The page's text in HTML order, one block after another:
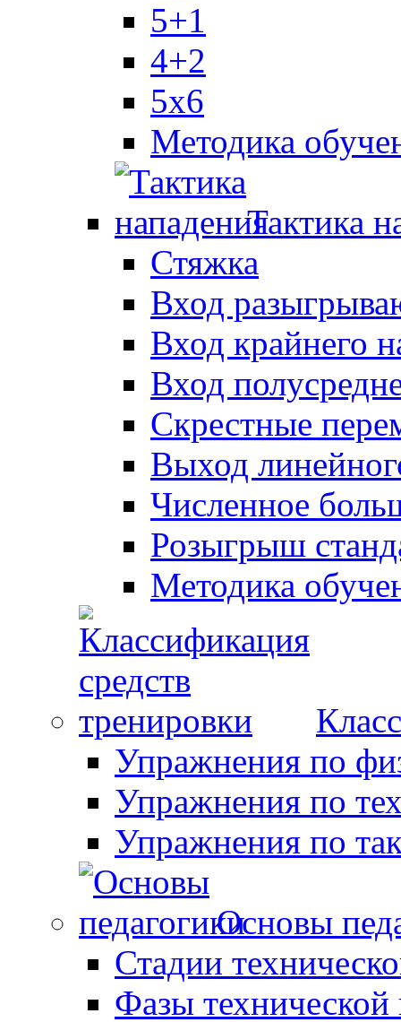
5+1
4+2
5x6
Методика
Тактика
Стяжка
Вход
Вход крайнего
Вход
Скрестные
Выход
Численное
Розыгрыш
Методика
Упражнения по
Упражнения по
Упражнения по
Основы
Стадии
Фазы технической